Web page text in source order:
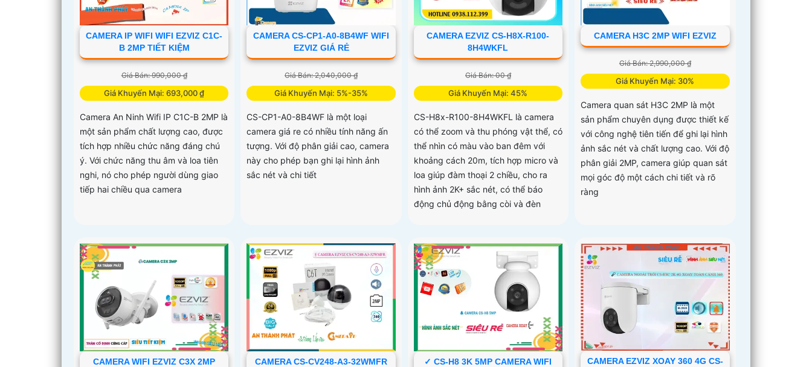
CAMERA IP WIFI WIFI EZVIZ C1C-
B 2MP TIẾT KIỆM
Giá Bán: 990,000 ₫
Giá Khuyến Mại: 693,000 ₫
Camera An Ninh Wifi IP C1C-B 2MP là
một sản phẩm chất lượng cao, được
tích hợp nhiều chức năng đáng chú
ý. Với chức năng thu âm và loa tiên
nghi, nó cho phép người dùng giao
tiếp hai chiều qua camera
CAMERA CS-CP1-A0-8B4WF WIFI
EZVIZ GIÁ RẺ
Giá Bán: 2,040,000 ₫
Giá Khuyến Mại: 5%-35%
CS-CP1-A0-8B4WF là một loại
camera giá re có nhiều tính năng ấn
tượng. Với độ phân giải cao, camera
này cho phép bạn ghi lại hình ảnh
sắc nét và chi tiết
CAMERA EZVIZ CS-H8X-R100-
8H4WKFL
Giá Bán: 00 ₫
Giá Khuyến Mại: 45%
CS-H8x-R100-8H4WKFL là camera
có thể zoom và thu phóng vật thể, có
thể nhìn có màu vào ban đêm với
khoảng cách 20m, tích hợp micro và
loa giúp đàm thoại 2 chiều, cho ra
hình ảnh 2K+ sắc nét, có thể báo
động chủ động bằng còi và đèn
CAMERA H3C 2MP WIFI EZVIZ
Giá Bán: 2,990,000 ₫
Giá Khuyến Mại: 30%
Camera quan sát H3C 2MP là một
sản phẩm chuyên dụng được thiết kế
với công nghệ tiên tiến để ghi lại hình
ảnh sắc nét và chất lượng cao. Với độ
phân giải 2MP, camera giúp quan sát
mọi góc độ một cách chi tiết và rõ
ràng
CAMERA WIFI EZVIZ C3X 2MP
CAMERA CS-CV248-A3-32WMFR
✓ CS-H8 3K 5MP CAMERA WIFI
CAMERA EZVIZ XOAY 360 4G CS-